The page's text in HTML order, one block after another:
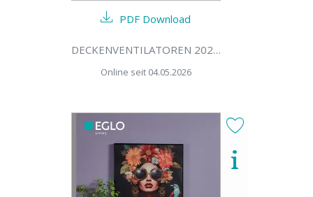
PDF Download
DECKENVENTILATOREN 2026/27
Online seit 04.05.2026